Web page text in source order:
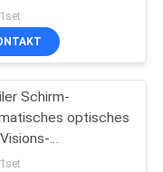
Schirm
Schirm-
optisches